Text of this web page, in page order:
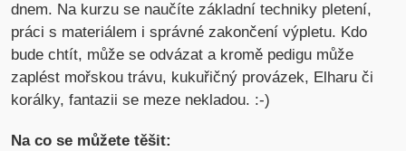
dnem. Na kurzu se naučíte základní techniky pletení,
práci s materiálem i správné zakončení výpletu. Kdo
bude chtít, může se odvázat a kromě pedigu může
zaplést mořskou trávu, kukuřičný provázek, Elharu či
korálky, fantazii se meze nekladou. :-)
Na co se můžete těšit: